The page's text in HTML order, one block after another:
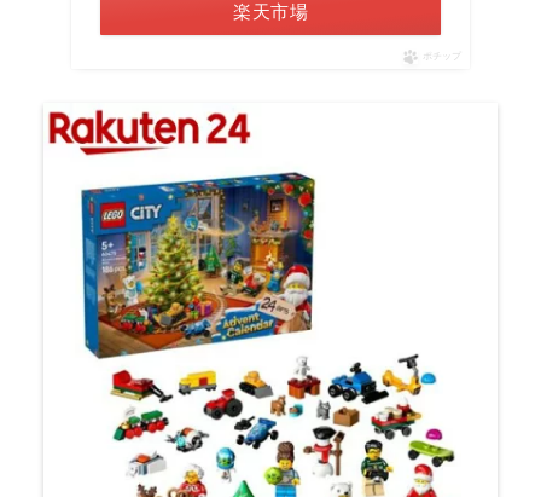
楽天市場
ポチップ